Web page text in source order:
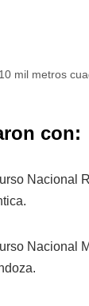
mil metros
con:
Nacional
Nacional